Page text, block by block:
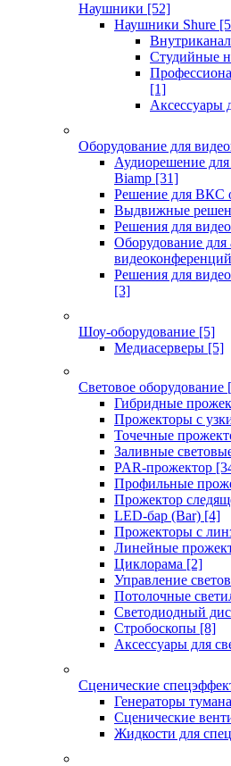
Наушники [52]
Наушники Shure
Студийные
[1]
Аксессуары
Оборудование для
Аудиорешение
Biamp [31]
Решение для ВКС
Выдвижные
Решения для
Оборудование для
Решения для
[3]
Шоу-оборудование [5]
Медиасерверы [5]
Световое оборудование
Гибридные
Прожекторы с
Точечные
Заливные
PAR-прожектор
Профильные
Прожектор
LED-бар (Bar) [4]
Прожекторы с
Линейные
Циклорама [2]
Управление
Потолочные
Светодиодный
Стробоскопы [8]
Аксессуары для
Сценические
Генераторы тумана
Сценические
Жидкости для